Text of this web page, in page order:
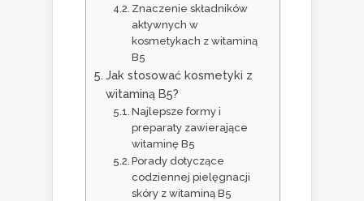
Znaczenie składników
aktywnych w
kosmetykach z witaminą
B5
Jak stosować kosmetyki z
witaminą B5?
Najlepsze formy i
preparaty zawierające
witaminę B5
Porady dotyczące
codziennej pielęgnacji
skóry z witaminą B5